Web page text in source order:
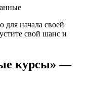
для начала своей
свой шанс и
курсы» —